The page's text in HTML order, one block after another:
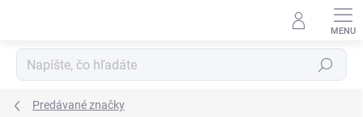
Hľadať
Predávané značky